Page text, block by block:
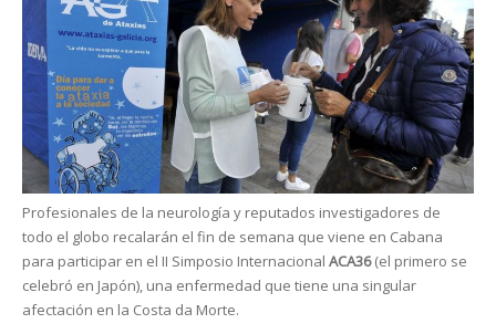
Profesionales de la neurología y reputados investigadores de
todo el globo recalarán el fin de semana que viene en Cabana
para participar en el II Simposio Internacional ACA36(el primero se
celebró en Japón), una enfermedad que tiene una singular
afectación en la Costa da Morte.